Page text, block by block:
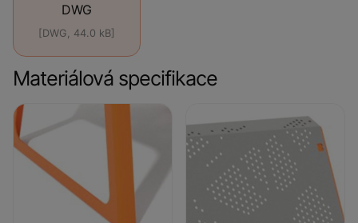
DWG
[DWG, 44.0 kB]
Materiálová specifikace